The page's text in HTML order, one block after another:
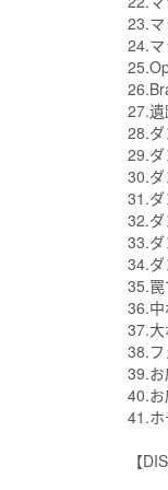
23.
24.
27.
28.ダ
29.
30.
31.
32.
33.
34.
35.
36.中
37.大
38.フ
39.お
40.
41.ホ
【